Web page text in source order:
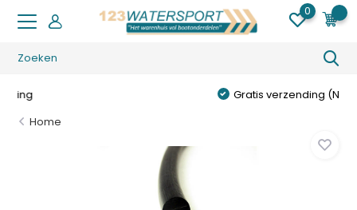
0
Gratis verzending (NL) vanaf € 49,95
Home